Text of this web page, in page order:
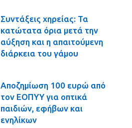
Συντάξεις χηρείας: Τα
κατώτατα όρια μετά την
αύξηση και η απαιτούμενη
διάρκεια του γάμου
Αποζημίωση 100 ευρώ από
τον ΕΟΠΥΥ για οπτικά
παιδιών, εφήβων και
ενηλίκων